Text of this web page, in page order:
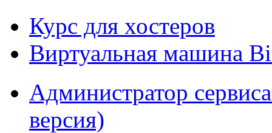
Курс для хостеров
Виртуальная машина
Администратор
версия)